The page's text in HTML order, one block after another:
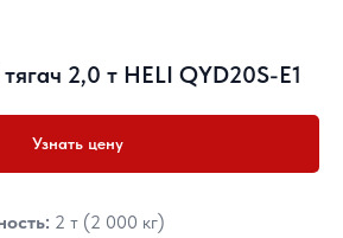
2,0 т HELI QYD20S-E1
Узнать цену
2 т (2 000 кг)